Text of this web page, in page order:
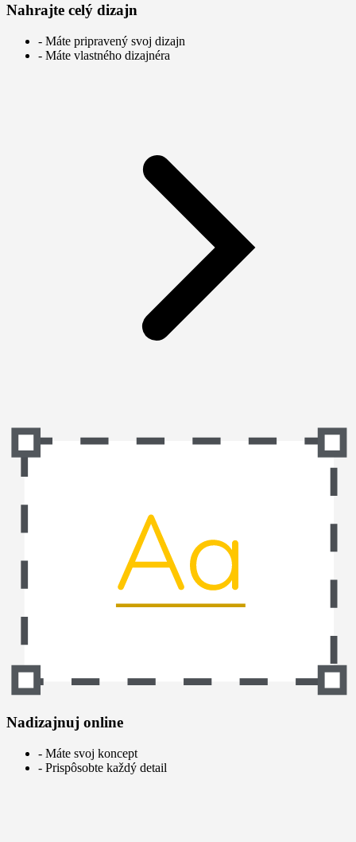
Nahrajte celý dizajn
- Máte pripravený svoj dizajn
- Máte vlastného dizajnéra
Nadizajnuj online
- Máte svoj koncept
- Prispôsobte každý detail